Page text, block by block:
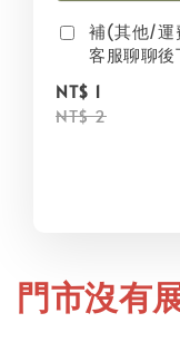
補(其他/運
客服聊聊
NT$ 1
NT$ 2
門市沒有